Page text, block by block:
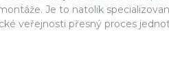
Je to natolik
veřejnosti přesný proces